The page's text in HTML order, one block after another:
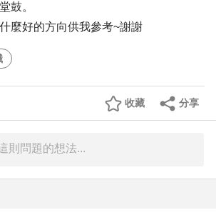
鼓。
麼好的方向供我參考~謝謝
分享
收藏